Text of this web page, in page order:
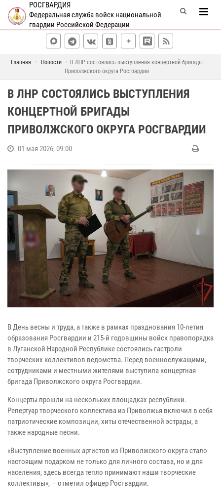
РОСГВАРДИЯ
Федеральная служба войск национальной
гвардии Российской Федерации
Главная Новости
В ЛНР состоялись выступления концертной бригады
Приволжского округа Росгвардии
В ЛНР СОСТОЯЛИСЬ ВЫСТУПЛЕНИЯ
КОНЦЕРТНОЙ БРИГАДЫ
ПРИВОЛЖСКОГО ОКРУГА РОСГВАРДИИ
01 мая 2026, 09:00
В День весны и труда, а также в рамках празднования 10-летия
образования Росгвардии и 215-й годовщины войск правопорядка
в Луганской Народной Республике состоялись гастроли
творческих коллективов ведомства. Перед военнослужащими,
сотрудниками и местными жителями выступила концертная
бригада Приволжского округа Росгвардии.
Концерты прошли на нескольких площадках республики.
Репертуар творческого коллектива из Приволжья включил в себя
патриотические композиции, хиты отечественной эстрады, а
также народные песни.
«Выступление военных артистов из Приволжского округа стало
настоящим подарком не только для личного состава, но и для
населения, здесь всегда тепло принимают наши творческие
коллективы», — отметил офицер Росгвардии.